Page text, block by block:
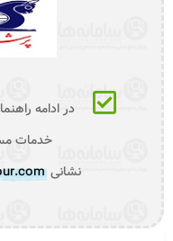
در ادامه
خدمات
نشانی